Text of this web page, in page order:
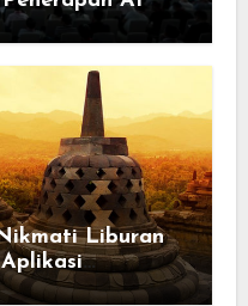
Liburan